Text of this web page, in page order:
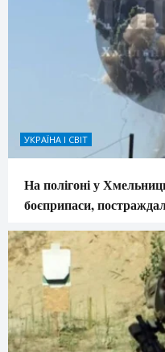
УКРАЇНА І СВІТ
На полігоні у
боєприпаси,